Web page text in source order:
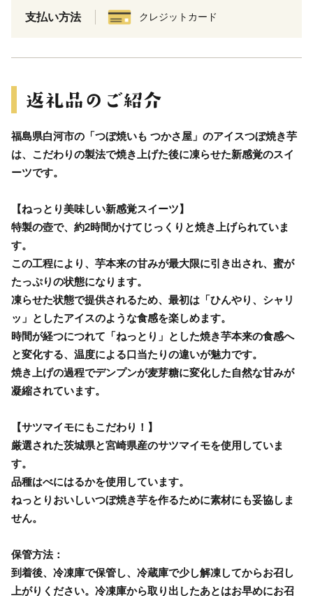
支払い方法 クレジットカード
福島県白河市の「つぼ焼いも つかさ屋」のアイスつぼ焼き芋
は、こだわりの製法で焼き上げた後に凍らせた新感覚のスイ
ーツです。
【ねっとり美味しい新感覚スイーツ】
特製の壺で、約2時間かけてじっくりと焼き上げられていま
す。
この工程により、芋本来の甘みが最大限に引き出され、蜜が
たっぷりの状態になります。
凍らせた状態で提供されるため、最初は「ひんやり、シャリ
ッ」としたアイスのような食感を楽しめます。
時間が経つにつれて「ねっとり」とした焼き芋本来の食感へ
と変化する、温度による口当たりの違いが魅力です。
焼き上げの過程でデンプンが麦芽糖に変化した自然な甘みが
凝縮されています。
【サツマイモにもこだわり！】
厳選された茨城県と宮崎県産のサツマイモを使用していま
す。
品種はべにはるかを使用しています。
ねっとりおいしいつぼ焼き芋を作るために素材にも妥協しま
せん。
保管方法：
到着後、冷凍庫で保管し、冷蔵庫で少し解凍してからお召し
上がりください。冷凍庫から取り出したあとはお早めにお召